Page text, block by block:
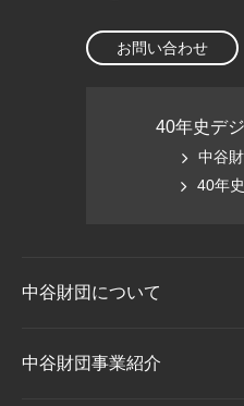
お問い合わせ
40年史デ
中谷
40年
中谷財団について
中谷財団について
中谷財団事業紹介